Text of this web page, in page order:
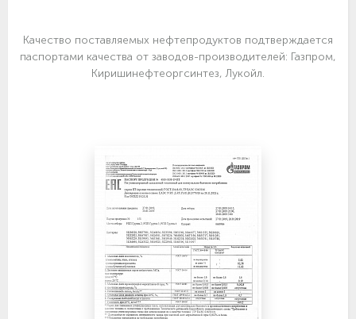
Качество поставляемых нефтепродуктов подтверждается
паспортами качества от заводов-производителей: Газпром,
Киришинефтеоргсинтез, Лукойл.